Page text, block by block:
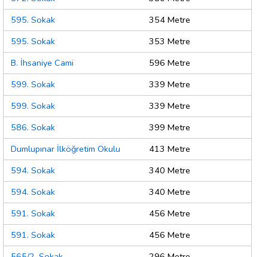
595. Sokak
354 Metre
595. Sokak
353 Metre
B. İhsaniye Cami
596 Metre
599. Sokak
339 Metre
599. Sokak
339 Metre
586. Sokak
399 Metre
Dumlupınar İlköğretim Okulu
413 Metre
594. Sokak
340 Metre
594. Sokak
340 Metre
591. Sokak
456 Metre
591. Sokak
456 Metre